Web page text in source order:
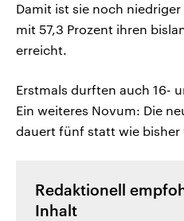
Damit ist sie noch niedriger
mit 57,3 Prozent ihren
erreicht.
Erstmals durften auch 16-
Ein weiteres Novum: Die
dauert fünf statt wie bisher
Redaktionell
Inhalt